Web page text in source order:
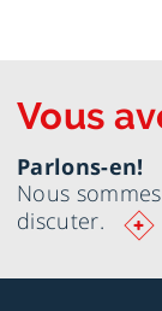
Vous
Parlons-en!
Nous
discuter.
le